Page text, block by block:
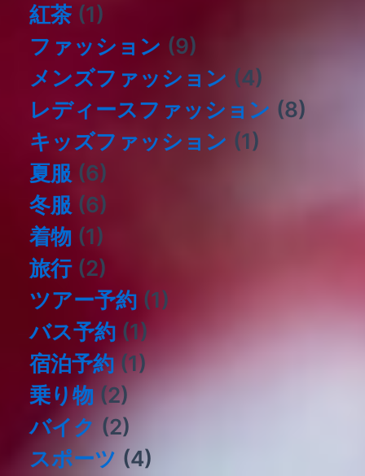
紅茶 (1)
ファッション (9)
メンズファッション (4)
レディースファッション (8)
キッズファッション (1)
夏服 (6)
冬服 (6)
着物 (1)
旅行(2)
ツアー予約 (1)
バス予約 (1)
宿泊予約 (1)
乗り物 (2)
バイク (2)
スポーツ (4)